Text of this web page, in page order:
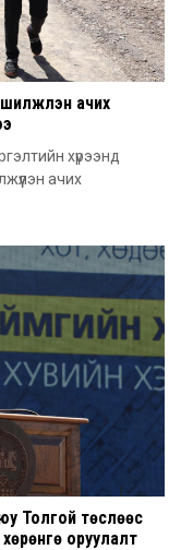
ачих
хүрээнд
ачих
Толгой төслөөс
оруулалт